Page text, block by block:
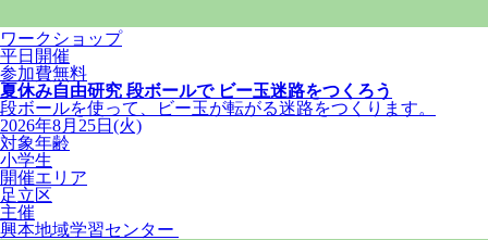
ワークショップ
平日開催
参加費無料
夏休み自由研究 段ボールで ビー玉迷路をつくろう
段ボールを使って、ビー玉が転がる迷路をつくります。
2026年8月25日(火)
対象年齢
小学生
開催エリア
足立区
主催
興本地域学習センター